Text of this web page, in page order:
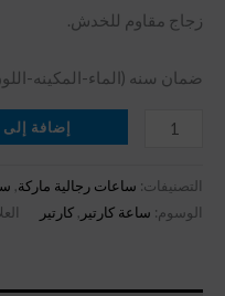
زجاج مقاوم للخدش.
ضمان سنه (الماء-المكينه-
إضافة إلى
التصنيفات: ساعات رجالية ماركة
الوسوم: ساعة كارتير كارتير